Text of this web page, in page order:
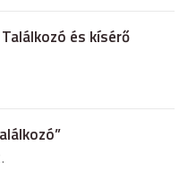
és kísérő